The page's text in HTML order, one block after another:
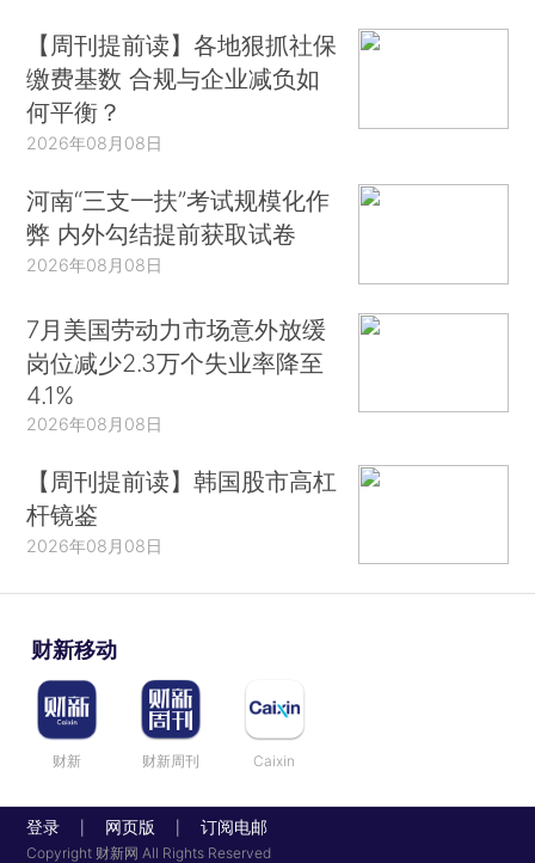
【周刊提前读】各地狠抓社保
缴费基数 合规与企业减负如
何平衡？
2026年08月08日
河南“三支一扶”考试规模化作
弊 内外勾结提前获取试卷
2026年08月08日
7月美国劳动力市场意外放缓
岗位减少2.3万个失业率降至
4.1%
2026年08月08日
【周刊提前读】韩国股市高杠
杆镜鉴
2026年08月08日
财新移动
财新 财新周刊 Caixin
登录 网页版 订阅电邮
Copyright 财新网 All Rights Reserved